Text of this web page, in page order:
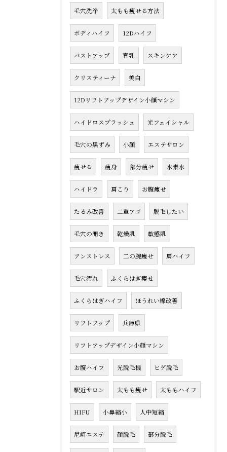
毛穴洗浄 太もも痩せる方法
ボディハイフ 12Dハイフ
バストアップ 育乳 スキンケア
クリスティーナ 美白
12Dリフトアップデザイン小顔マシン
ハイドロスプラッシュ 光フェイシャル
毛穴の黒ずみ 小顔 エステサロン
痩せる 痩身 部分痩せ 水素水
ハイドラ 肩こり お腹痩せ
たるみ改善 二重アゴ 脱毛したい
毛穴の開き 乾燥肌 敏感肌
アンストレス 二の腕痩せ 肩ハイフ
毛穴汚れ ふくらはぎ痩せ
ふくらはぎハイフ ほうれい線改善
リフトアップ 兵庫県
リフトアップデザイン小顔マシン
お腹ハイフ 光脱毛機 ヒゲ脱毛
駅近サロン 太もも痩せ 太ももハイフ
HIFU 小鼻縮小 人中短縮
尼崎エステ 顔脱毛 部分脱毛